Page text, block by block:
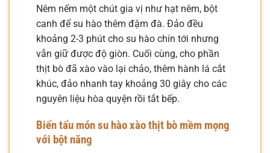
Nêm nếm một chút gia vị như hạt nêm, bột
canh để su hào thêm đậm đà. Đảo đều
khoảng 2-3 phút cho su hào chín tới nhưng
vẫn giữ được độ giòn. Cuối cùng, cho phần
thịt bò đã xào vào lại chảo, thêm hành lá cắt
khúc, đảo nhanh tay khoảng 30 giây cho các
nguyên liệu hòa quyện rồi tắt bếp.
Biến tấu món su hào xào thịt bò mềm mọng
với bột năng